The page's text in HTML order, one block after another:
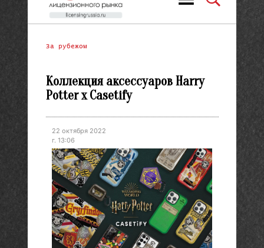
За рубежом
Коллекция аксессуаров Harry
Potter x Casetify
22 октября 2022
г. 13:06